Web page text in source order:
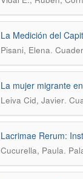
La Medición del
Pisani, Elena.
La mujer migrante
Leiva Cid, Javier.
Lacrimae Rerum:
Cucurella, Paula.